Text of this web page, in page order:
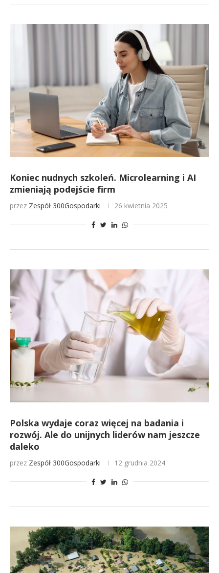
Koniec nudnych szkoleń. Microlearning i AI
zmieniają podejście firm
przez Zespół 300Gospodarki 26 kwietnia 2025
Polska wydaje coraz więcej na badania i
rozwój. Ale do unijnych liderów nam jeszcze
daleko
przez Zespół 300Gospodarki 12 grudnia 2024